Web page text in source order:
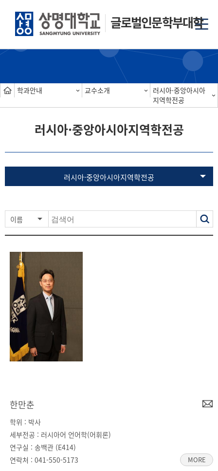
글로벌인문학부대학
학과안내 교수소개
러시아·중앙아시아
지역학전공
러시아·중앙아시아지역학전공
러시아·중앙아시아지역학전공
이름
한만춘
학위 : 박사
세부전공 : 러시아어 언어학(어휘론)
연구실 : 송백관 (E414)
연락처 : 041-550-5173 MORE